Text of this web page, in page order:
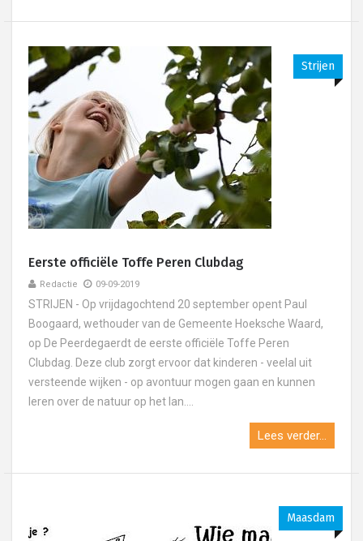
Strijen
Eerste officiële Toffe Peren Clubdag
Redactie 09-09-2019
STRIJEN - Op vrijdagochtend 20 september opent Paul
Boogaard, wethouder van de Gemeente Hoeksche Waard,
op De Peerdegaerdt de eerste officiële Toffe Peren
Clubdag. Deze club zorgt ervoor dat kinderen - veelal uit
versteende wijken - op avontuur mogen gaan en kunnen
leren over de natuur op het lan....
Lees verder...
Maasdam